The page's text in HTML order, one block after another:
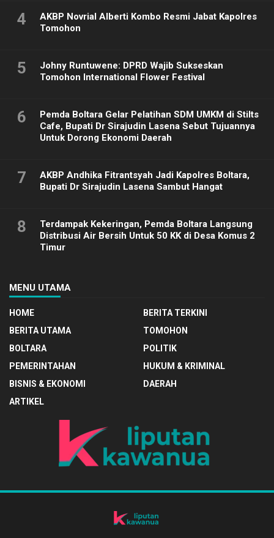
4
AKBP Novrial Alberti Kombo Resmi Jabat Kapolres
Tomohon
5
Johny Runtuwene: DPRD Wajib Sukseskan
Tomohon International Flower Festival
6
Pemda Boltara Gelar Pelatihan SDM UMKM di Stilts
Cafe, Bupati Dr Sirajudin Lasena Sebut Tujuannya
Untuk Dorong Ekonomi Daerah
7
AKBP Andhika Fitrantsyah Jadi Kapolres Boltara,
Bupati Dr Sirajudin Lasena Sambut Hangat
8
Terdampak Kekeringan, Pemda Boltara Langsung
Distribusi Air Bersih Untuk 50 KK di Desa Komus 2
Timur
MENU UTAMA
HOME
BERITA TERKINI
BERITA UTAMA
TOMOHON
BOLTARA
POLITIK
PEMERINTAHAN
HUKUM & KRIMINAL
BISNIS & EKONOMI
DAERAH
ARTIKEL